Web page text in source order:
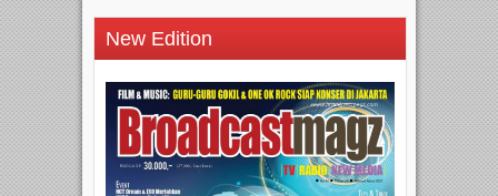
New Edition